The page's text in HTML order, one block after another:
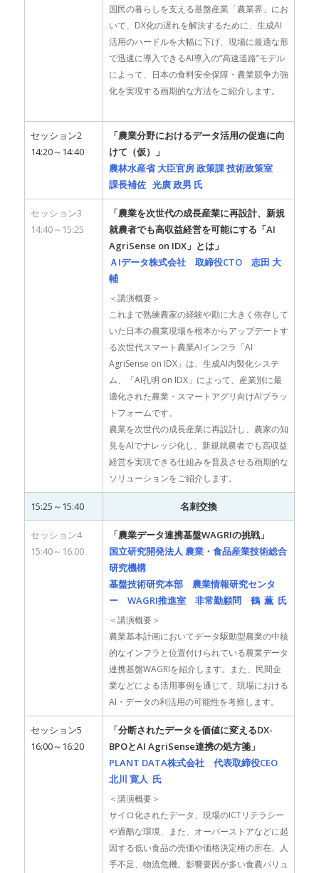
国民の暮らしを支える基盤産業「農業界」にお
いて、DX化の遅れを解決するために、生成AI
活用のハードルを大幅に下げ、現場に最適な形
で迅速に導入できるAI導入の“高速道路”モデル
によって、日本の食料安全保障・農業競争力強
化を実現する画期的な方法をご紹介します。
セッション2
14:20～14:40
「農業分野におけるデータ活用の促進に向
けて（仮）」
農林水産省 大臣官房 政策課 技術政策室
課長補佐 光廣 政男 氏
セッション3
14:40～15:25
「農業を次世代の成長産業に再設計、新規
就農者でも高収益経営を可能にする「AI
AgriSense on IDX」とは」
ＡIデータ株式会社 取締役CTO 志田 大
輔
＜講演概要＞
これまで熟練農家の経験や勘に大きく依存して
いた日本の農業現場を根本からアップデートす
る次世代スマート農業AIインフラ「AI
AgriSense on IDX」は、生成AI内製化システ
ム、「AI孔明 on IDX」によって、産業別に最
適化された農業・スマートアグリ向けAIプラッ
トフォームです。
農業を次世代の成長産業に再設計し、農家の知
見をAIでナレッジ化し、新規就農者でも高収益
経営を実現できる仕組みを普及させる画期的な
ソリューションをご紹介します。
15:25～15:40 名刺交換
セッション4
15:40～16:00
「農業データ連携基盤WAGRIの挑戦」
国立研究開発法人 農業・食品産業技術総合
研究機構
基盤技術研究本部 農業情報研究センタ
ー WAGRI推進室 非常勤顧問 鶴 薫 氏
＜講演概要＞
農業基本計画においてデータ駆動型農業の中核
的なインフラと位置付けられている農業データ
連携基盤WAGRIを紹介します。また、民間企
業などによる活用事例を通じて、現場における
AI・データの利活用の可能性を考察します。
セッション5
16:00～16:20
「分断されたデータを価値に変えるDX-
BPOとAI AgriSense連携の処方箋」
PLANT DATA株式会社 代表取締役CEO
北川 寛人 氏
＜講演概要＞
サイロ化されたデータ、現場のICTリテラシー
や過酷な環境、また、オーバーストアなどに起
因する低い食品の売価や価格決定権の所在、人
手不足、物流危機。影響要因が多い食農バリュ